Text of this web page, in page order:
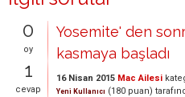
0
oy
1
cevap
Yosemite' den
kasmaya başladı
16 Nisan 2015 Mac Ailesi
Yeni Kullanıcı (180 puan)